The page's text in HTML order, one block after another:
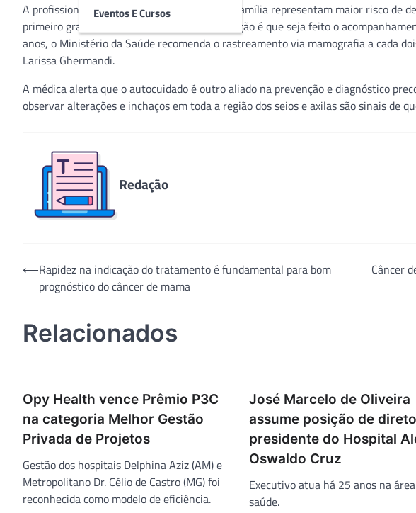
Eventos E Cursos
A profissional da saúde explica que casos na família representam maior risco de
primeiro grau. “Para estas pacientes, a indicação é que seja feito o
anos, o Ministério da Saúde recomenda o rastreamento via mamografia a cada
Larissa Ghermandi.
A médica alerta que o autocuidado é outro aliado na prevenção e diagnóstico
observar alterações e inchaços em toda a região dos seios e axilas são sinais de
Redação
Navegação
⟵Rapidez na indicação do tratamento é fundamental para bom
prognóstico do câncer de mama
Câncer
Relacionados
Opy Health vence Prêmio P3C
na categoria Melhor Gestão
Privada de Projetos
Gestão dos hospitais Delphina Aziz (AM) e
Metropolitano Dr. Célio de Castro (MG) foi
reconhecida como modelo de eficiência.
José Marcelo de Oliveira
assume posição de
presidente do Hospital
Oswaldo Cruz
Executivo atua há 25 anos na
saúde.